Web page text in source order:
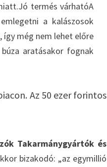
termés várhatóA
a kalászosok
így még nem lehet előre
aratásakor fognak
Az 50 ezer forintos
Takarmánygyártók és
bizakodó: „az egymillió